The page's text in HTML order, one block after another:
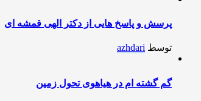
پرسش و پاسخ هایی از دکتر الهی قمشه ای
توسط azhdari
گم گشته ام در هیاهوی تحول زمین